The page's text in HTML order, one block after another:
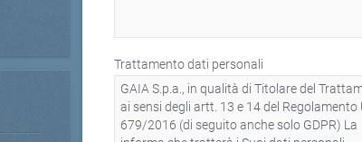
Trattamento dati personali